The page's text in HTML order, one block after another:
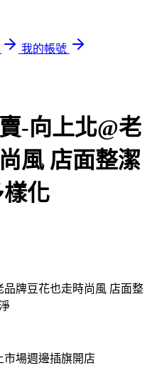
我的帳號
-向上北@老
風 店面整潔
化
市場週邊插旗開店